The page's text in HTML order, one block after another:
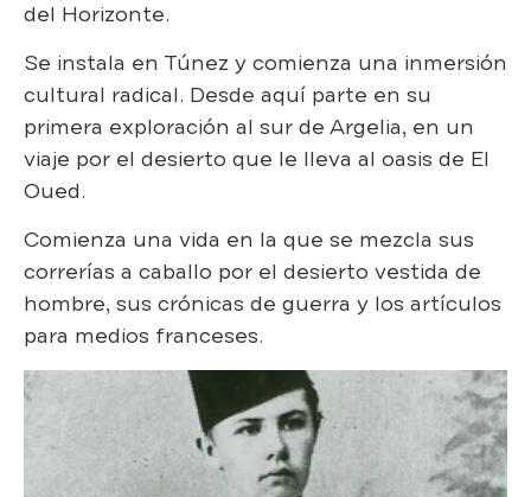
del Horizonte.
Se instala en Túnez y comienza una inmersión
cultural radical. Desde aquí parte en su
primera exploración al sur de Argelia, en un
viaje por el desierto que le lleva al oasis de El
Oued.
Comienza una vida en la que se mezcla sus
correrías a caballo por el desierto vestida de
hombre, sus crónicas de guerra y los artículos
para medios franceses.